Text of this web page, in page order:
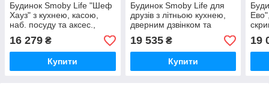
Будинок Smoby Life "Шеф
Хауз" з кухнею, касою,
наб. посуду та аксес.,
(7600810407)
16 279 ₴
Купити
Будинок Smoby Life для
друзiв з лiтньою кухнею,
дверним дзвiнком та
столиком (7600810207)
19 535₴
Купити
19